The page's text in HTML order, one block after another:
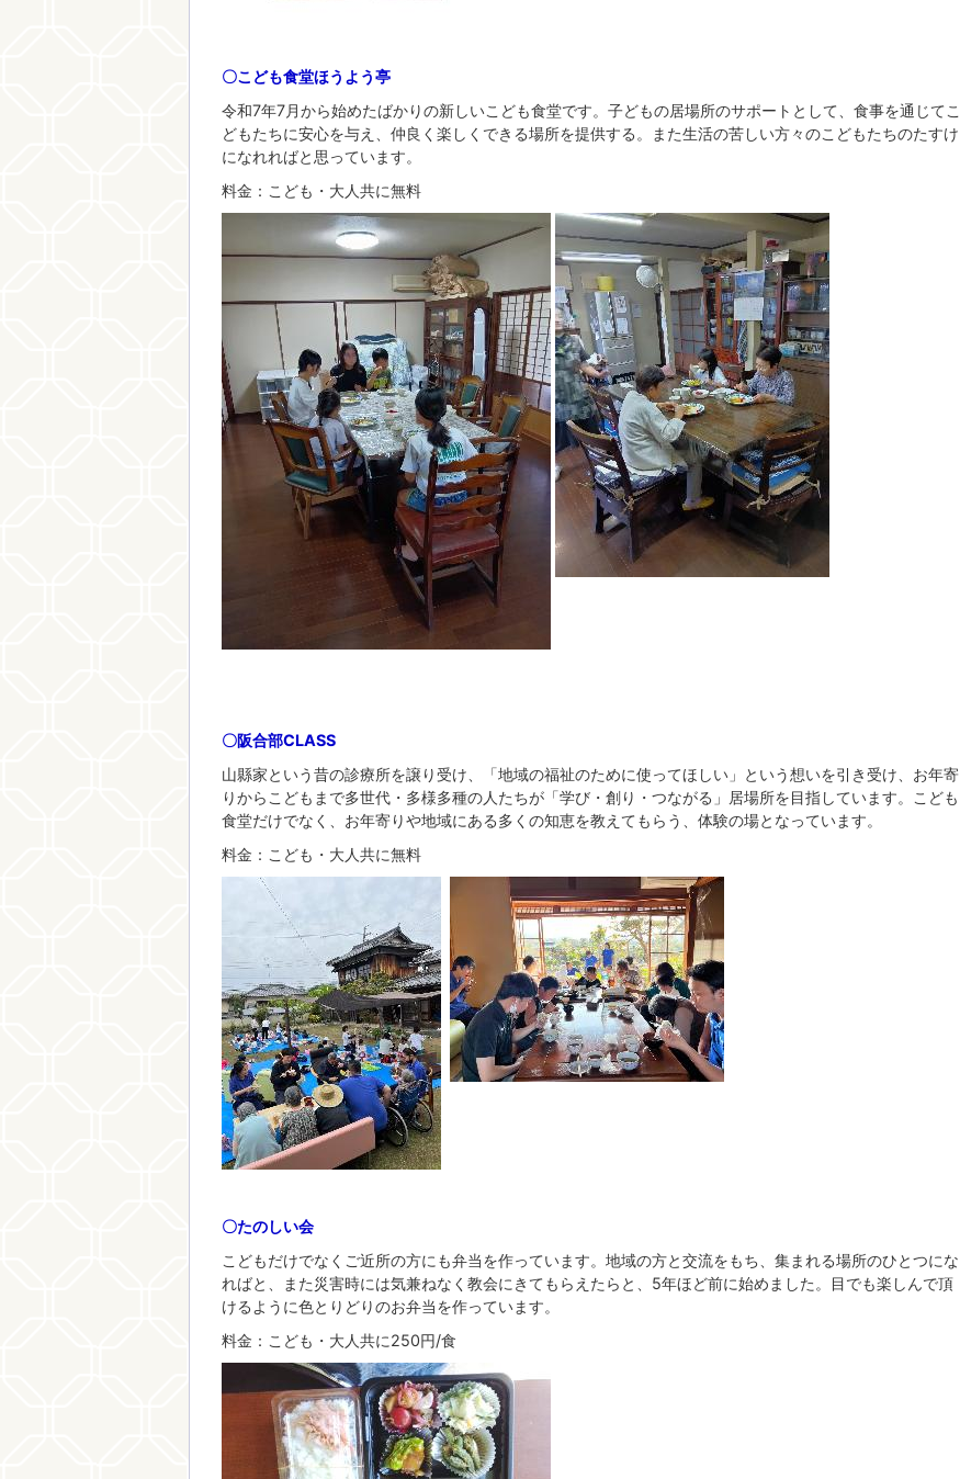
〇こども食堂ほうよう亭
令和7年7月から始めたばかりの新しいこども食堂です。子どもの居場所のサポートとして、食事を通じてこ
どもたちに安心を与え、仲良く楽しくできる場所を提供する。また生活の苦しい方々のこどもたちのたすけ
になれればと思っています。
料金：こども・大人共に無料
〇阪合部CLASS
山縣家という昔の診療所を譲り受け、「地域の福祉のために使ってほしい」という想いを引き受け、お年寄
りからこどもまで多世代・多様多種の人たちが「学び・創り・つながる」居場所を目指しています。こども
食堂だけでなく、お年寄りや地域にある多くの知恵を教えてもらう、体験の場となっています。
料金：こども・大人共に無料
〇たのしい会
こどもだけでなくご近所の方にも弁当を作っています。地域の方と交流をもち、集まれる場所のひとつにな
ればと、また災害時には気兼ねなく教会にきてもらえたらと、5年ほど前に始めました。目でも楽しんで頂
けるように色とりどりのお弁当を作っています。
料金：こども・大人共に250円/食